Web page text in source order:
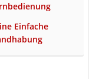
Einfache